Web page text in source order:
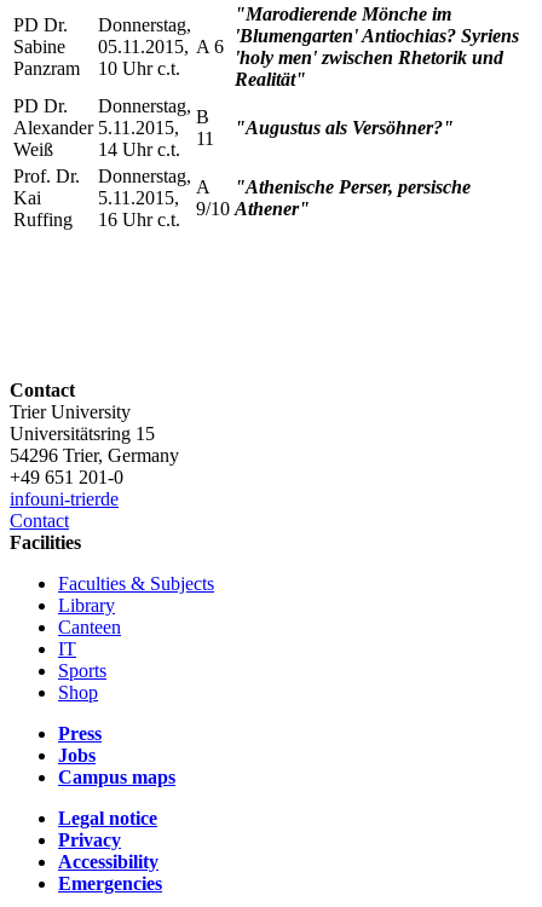
PD Dr.
Sabine
Panzram
Donnerstag,
05.11.2015,
10 Uhr c.t.
A 6
"Marodierende Mönche im
'Blumengarten' Antiochias? Syriens
'holy men' zwischen Rhetorik und
Realität"
PD Dr.
Alexander
Weiß
Donnerstag,
5.11.2015,
14 Uhr c.t.
B
11
"Augustus als Versöhner?"
Prof. Dr.
Kai
Ruffing
Donnerstag,
5.11.2015,
16 Uhr c.t.
A
9/10
"Athenische Perser, persische
Athener"
Contact
Trier University
Universitätsring 15
54296 Trier, Germany
+49 651 201-0
infouni-trierde
Contact
Facilities
Faculties & Subjects
Library
Canteen
IT
Sports
Shop
Press
Jobs
Campus maps
Legal notice
Privacy
Accessibility
Emergencies